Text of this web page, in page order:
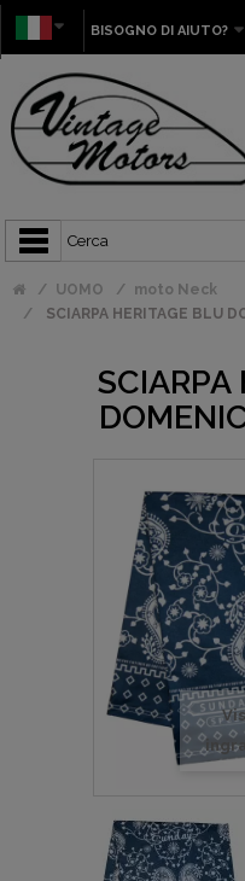
BISOGNO DI AIUTO?
UOMO
moto Neck
SCIARPA HERITAGE BLU
SCIARPA